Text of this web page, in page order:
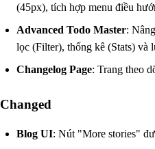
(45px), tích hợp menu điều
Advanced Todo Master:
lọc (Filter), thống kê (Stats) và
Changelog Page: Trang theo
Changed
Blog UI: Nút "More stories"